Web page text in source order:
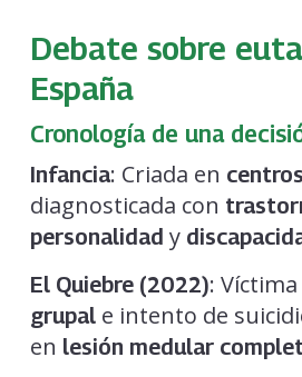
Debate sobre
España
Cronología de una
Infancia: Criada en
diagnosticada con
personalidad y
El Quiebre (2022):
grupale intento de
en lesión medular